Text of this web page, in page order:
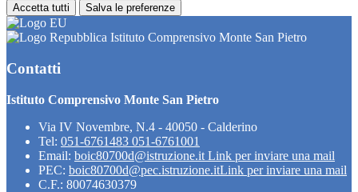
Accetta tutti Salva le preferenze
Istituto Comprensivo Monte San Pietro
Contatti
Istituto Comprensivo Monte San Pietro
Via IV Novembre, N.4 - 40050 - Calderino
Tel: 051-6761483 051-6761001
Email: boic80700d@istruzione.it Link per inviare una mail
PEC: boic80700d@pec.istruzione.itLink per inviare una mail
C.F.: 80074630379